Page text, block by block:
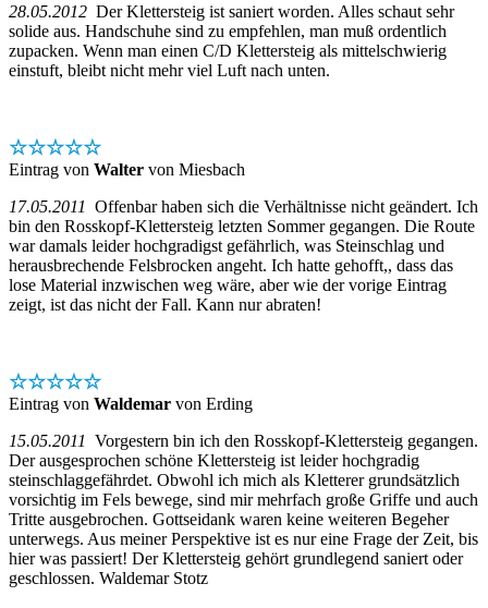
28.05.2012 Der Klettersteig ist saniert worden. Alles schaut sehr
solide aus. Handschuhe sind zu empfehlen, man muß ordentlich
zupacken. Wenn man einen C/D Klettersteig als mittelschwierig
einstuft, bleibt nicht mehr viel Luft nach unten.
☆☆☆☆☆
Eintrag von Walter von Miesbach
17.05.2011 Offenbar haben sich die Verhältnisse nicht geändert. Ich
bin den Rosskopf-Klettersteig letzten Sommer gegangen. Die Route
war damals leider hochgradigst gefährlich, was Steinschlag und
herausbrechende Felsbrocken angeht. Ich hatte gehofft,, dass das
lose Material inzwischen weg wäre, aber wie der vorige Eintrag
zeigt, ist das nicht der Fall. Kann nur abraten!
☆☆☆☆☆
Eintrag von Waldemar von Erding
15.05.2011 Vorgestern bin ich den Rosskopf-Klettersteig gegangen.
Der ausgesprochen schöne Klettersteig ist leider hochgradig
steinschlaggefährdet. Obwohl ich mich als Kletterer grundsätzlich
vorsichtig im Fels bewege, sind mir mehrfach große Griffe und auch
Tritte ausgebrochen. Gottseidank waren keine weiteren Begeher
unterwegs. Aus meiner Perspektive ist es nur eine Frage der Zeit, bis
hier was passiert! Der Klettersteig gehört grundlegend saniert oder
geschlossen. Waldemar Stotz